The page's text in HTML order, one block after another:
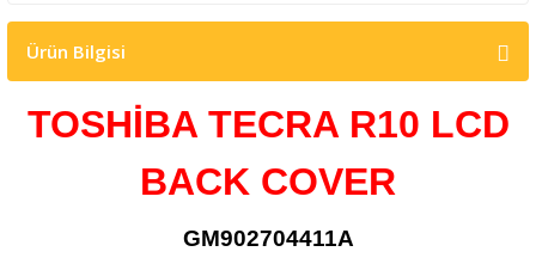
Ürün Bilgisi
TOSHİBA TECRA R10 LCD
BACK COVER
GM902704411A